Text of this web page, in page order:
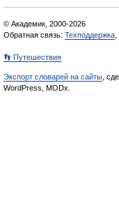
© Академик, 2000-2026
Обратная связь: Техподдержка
👣 Путешествия
Экспорт словарей на сайты ,
WordPress, MODx.